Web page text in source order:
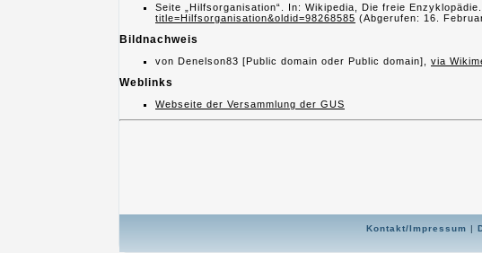
Seite „Hilfsorganisation“. In: Wikipedia, Die freie
title=Hilfsorganisation&oldid=98268585 (Abgerufen: 16.
Bildnachweis
von Denelson83 [Public domain oder Public domain], via
Weblinks
Webseite der Versammlung der GUS
Kontakt/Impressum |